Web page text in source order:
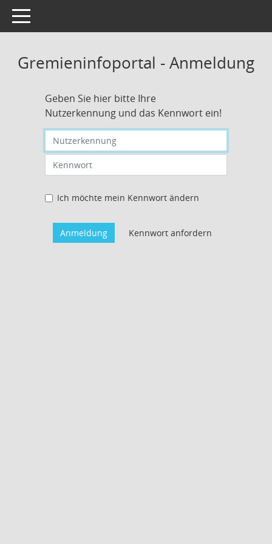
Toggle navigation
Gremieninfoportal - Anmeldung
Geben Sie hier bitte Ihre
Nutzerkennung und das Kennwort ein!
Nutzerkennung eingeben
Kennwort eingeben
Ich möchte mein Kennwort ändern